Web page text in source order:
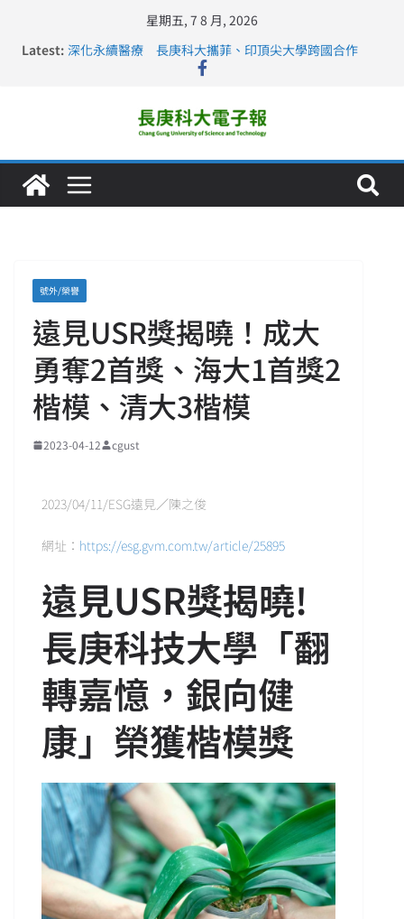
星期五, 7 8 月, 2026
Latest: 獲肯定
深化永續醫療 長庚科大攜菲、印頂尖大學跨國合作
跨海築夢 長庚科大赴美直擊健康平權與智慧照護實踐
仁德醫專與長庚科大締結策略聯盟 培育護理尖兵
號外/榮譽
遠見USR獎揭曉！成大
勇奪2首獎、海大1首獎2
楷模、清大3楷模
2023-04-12 cgust
2023/04/11/ESG遠見／陳之俊
網址： https://esg.gvm.com.tw/article/25895
遠見USR獎揭曉!
長庚科技大學「翻
轉嘉憶，銀向健
康」榮獲楷模獎